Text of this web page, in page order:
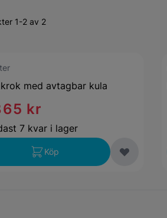
1-2 av 2
med avtagbar kula
kr
7 kvar i lager
Köp